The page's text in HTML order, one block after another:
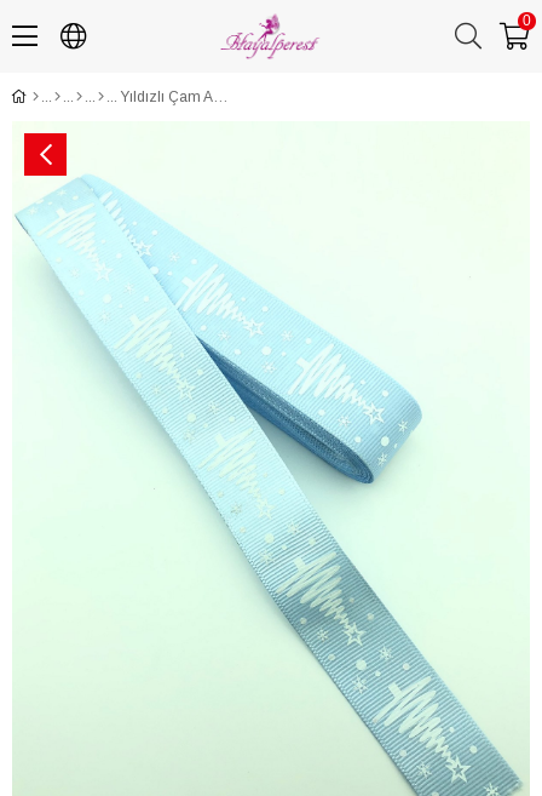
0
Yıldızlı Çam Ağacı Baskılı Yılbaşı Kurdelesi